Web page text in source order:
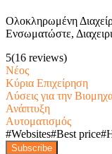
Ολοκληρωμένη
Ενσωματώστε,
5(16 reviews)
Νέος
Κύρια Επιχείρηση
Λύσεις για την
Ανάπτυξη
Αυτοματισμός
#Websites#Best price#
Subscribe